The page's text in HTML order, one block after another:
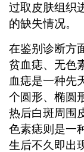
过取皮肤组织
的缺失情况。
在鉴别诊断方
贫血痣、无色
血痣是一种先
个圆形、椭圆
热后白斑周围
色素痣则是一
生后不久即出